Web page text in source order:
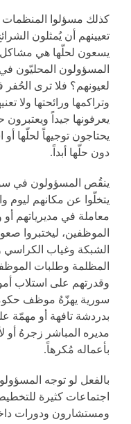
كذلك مسؤلوا المنظمات
تعيينهم أن يُمثلون
يسعون لحلّها هي مشاكل
المسؤولون المحليّون
لعيونهم؟ فلا ترى
وتراكمها ورائحتها ولا
يعرفونها جيداً
يحتاجون توجيهاً لحلّها
دون حلّها أبداً.
ينقُص المسؤولون في
يتخلّوا عن مكانهم ليوم
معاملة في مديرياتهم أو
الموظفين، ليختبروا
الشبكة وغياب الكراسي
المظلمة وطلبات
وقدرتهم على استلاب
سورية يهزّهُ موظف
بدردشة تافهة أو مهمّة
مديره المباشر زجرهُ أو
بأعماله مُكرهاً.
بالفعل لو توجه
اجتماعات كثيرة
ومستشارون ودورات